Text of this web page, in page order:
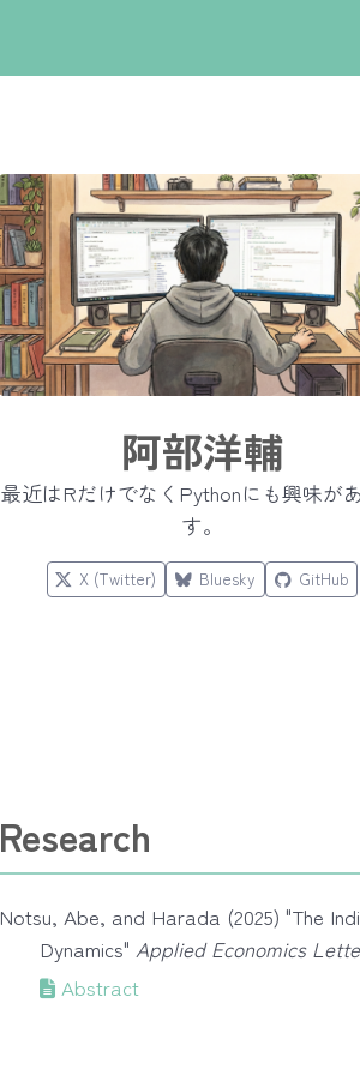
阿部洋輔
最近はRだけでなくPythonにも興味が
す。
X (Twitter) Bluesky GitHub
Research
Notsu, Abe, and Harada (2025) "The
Dynamics" Applied Economics
Abstract